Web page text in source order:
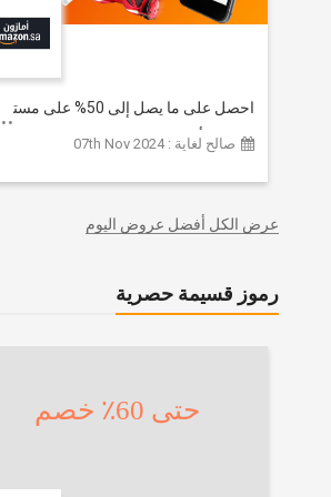
احصل على ما يصل إلى 50% على مستوى
الموقع | أحدث صيحات الموضة
مجانا
صالح لغاية : 07th Nov 2024
عرض الكل أفضل عروض اليوم
رموز قسيمة حصرية
حتى 60٪ خصم